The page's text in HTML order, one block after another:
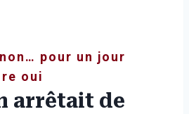
pour un jour
oui
arrêtait de